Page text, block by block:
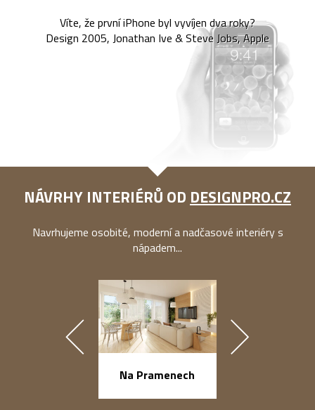
Víte, že první iPhone byl vyvíjen dva roky?
Design 2005, Jonathan Ive & Steve Jobs, Apple
NÁVRHY INTERIÉRŮ OD DESIGNPRO.CZ
Navrhujeme osobité, moderní a nadčasové interiéry s
nápadem...
Na Pramenech